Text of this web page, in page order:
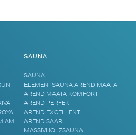
SAUNA
SAUNA
ELEMENTSAUNA AREND MAATA
AREND MAATA KOMFORT
AREND PERFEKT
AREND EXCELLENT
AREND SAARI
MASSIVHOLZSAUNA